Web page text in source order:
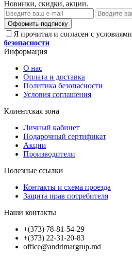
Новинки, скидки, акции.
Оформить подписку
Я прочитал и согласен с условиями
безопасности
Информация
О нас
Оплата и доставка
Политика безопасности
Условия соглашения
Клиентская зона
Личный кабинет
Подарочный сертификат
Акции
Производители
Полезные ссылки
Контакты и схема проезда
Защита прав потребителя
Наши контакты
+(373) 78-81-54-29
+(373) 22-31-20-83
office@andrimargrup.md